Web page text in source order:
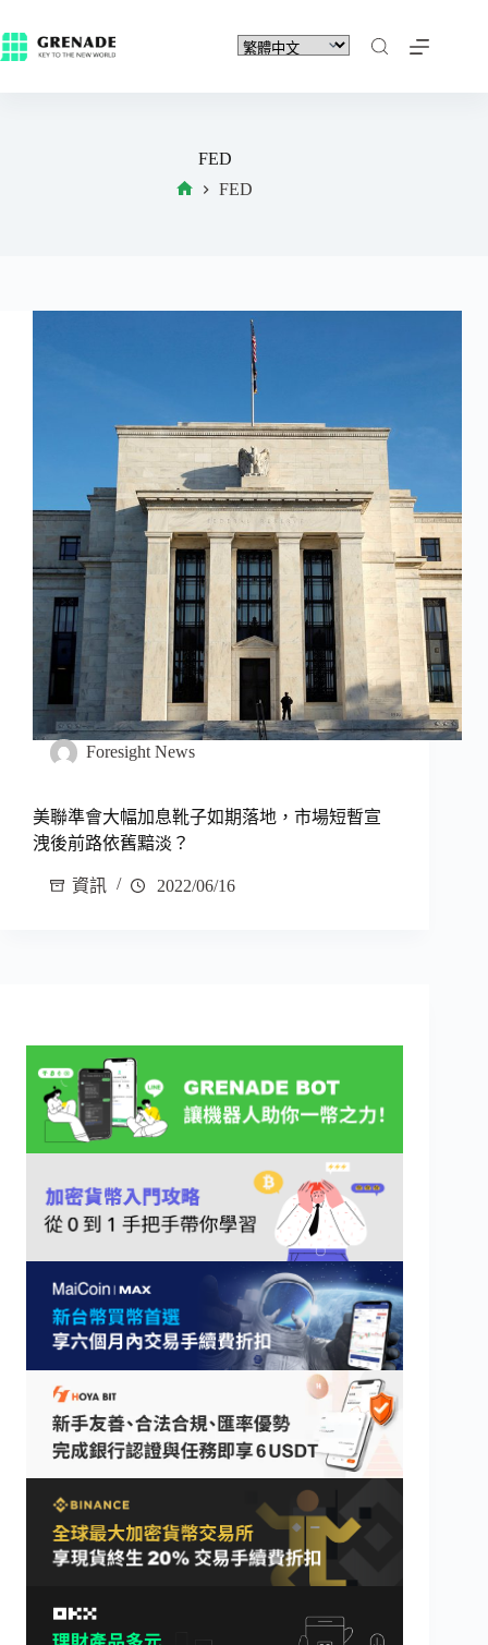
FED
FED
Foresight News
美聯準會大幅加息靴子如期落地，市場短暫宣
洩後前路依舊黯淡？
資訊 2022/06/16